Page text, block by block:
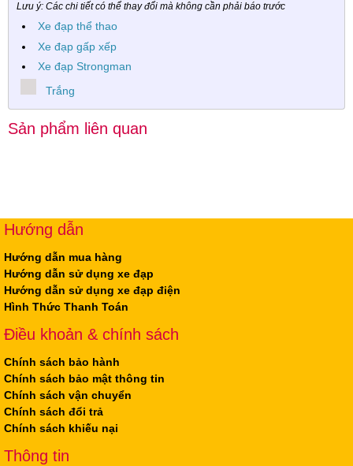
Lưu ý: Các chi tiết có thể thay đổi mà không cần phải báo trước
Xe đạp thể thao
Xe đạp gấp xếp
Xe đạp Strongman
Trắng
Sản phẩm liên quan
Hướng dẫn
Hướng dẫn mua hàng
Hướng dẫn sử dụng xe đạp
Hướng dẫn sử dụng xe đạp điện
Hình Thức Thanh Toán
Điều khoản & chính sách
Chính sách bảo hành
Chính sách bảo mật thông tin
Chính sách vận chuyển
Chính sách đổi trả
Chính sách khiếu nại
Thông tin